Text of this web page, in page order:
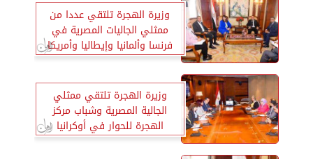
وزيرة الهجرة تلتقي عددا من
ممثلي الجاليات المصرية في
فرنسا وألمانيا وإيطاليا وأمريكا
وزيرة الهجرة تلتقي ممثلي
الجالية المصرية وشباب مركز
الهجرة للحوار في أوكرانيا